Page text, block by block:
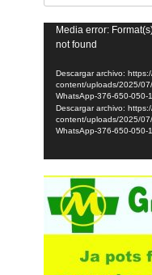
Reproductor
Media error:
not found
Descargar archivo:
content/uploads/2025/
WhatsApp-376-650-050-
Descargar archivo:
content/uploads/2025/
WhatsApp-376-650-050-